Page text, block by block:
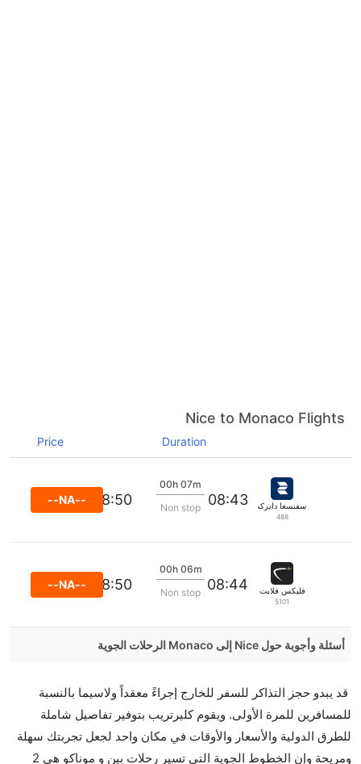
Nice to Monaco Flights
Duration
Price
سفنسغا دايركت فلايغ
488
08:43
00h 07m
Non stop
08:50
--NA--
فليكس فلايت
5101
08:44
00h 06m
Non stop
08:50
--NA--
أسئلة وأجوبة حول Nice إلى Monaco الرحلات الجوية
إلىموناكو مما تستغرقه الخطوط الجوية الأخرى؟
نعم. توفر كل من أسرع رحلات الطيران على هذا الطريق،
هل توفر شركات الطيران مساحة إضافية للنوم؟
قد يبدو حجز التذاكر للسفر للخارج إجراءً معقداً ولاسيما بالنسبة
للمسافرين للمرة الأولى. ويقوم كليرتريب بتوفير تفاصيل شاملة
للطرق الدولية والأسعار والأوقات في مكان واحد لجعل تجربتك سهلة
ومريحة وإن الخطوط الجوية التي تسير رحلات بين و موناكو هي 2